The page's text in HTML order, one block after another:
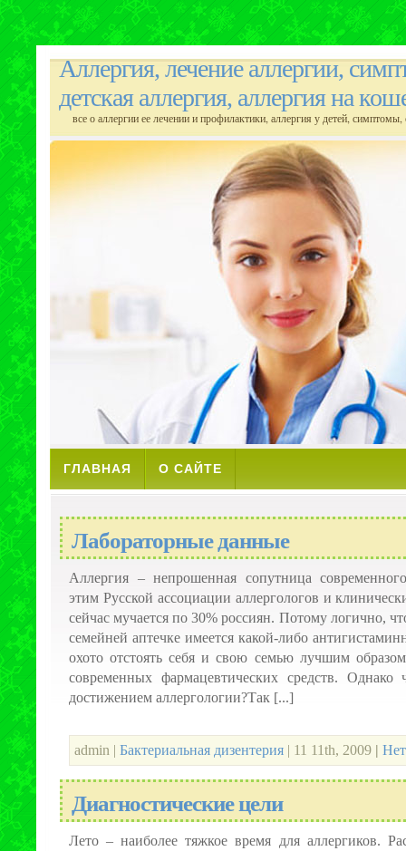
Аллергия, лечение аллергии,
детская аллергия, аллергия на
все о аллергии ее лечении и профилактики, аллергия у детей, симптомы,
ГЛАВНАЯ О САЙТЕ
Лабораторные данные
Аллергия – непрошенная сопутница
этим Русской ассоциации аллергологов и
сейчас мучается по 30% россиян. Потому логично,
семейней аптечке имеется какой-либо
охото отстоять себя и свою семью лучшим
современных фармацевтических средств. Однако
достижением аллергологии?Так [...]
admin | Бактериальная дизентерия | 11 11th, 2009 |
Диагностические цели
Лето – наиболее тяжкое время для аллергиков.